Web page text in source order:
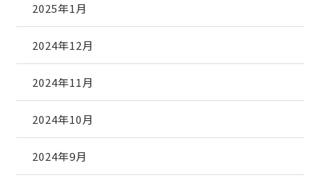
2025年1月
2024年12月
2024年11月
2024年10月
2024年9月